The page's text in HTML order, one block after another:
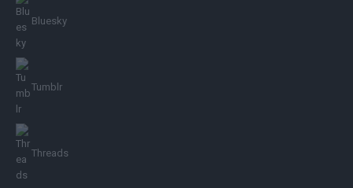
Bluesky
Tumblr
Threads